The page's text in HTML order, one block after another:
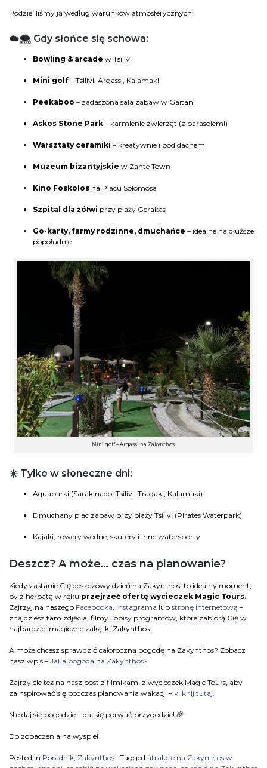
Podzieliliśmy ją według warunków atmosferycznych:
☁️🌨️ Gdy słońce się schowa:
Bowling & arcade w Tsilivi
Mini golf – Tsilivi, Argassi, Kalamaki
Peekaboo – zadaszona sala zabaw w Gaitani
Askos Stone Park – karmienie zwierząt (z parasolem!)
Warsztaty ceramiki – kreatywnie i pod dachem
Muzeum bizantyjskie w Zante Town
Kino Foskolos na Placu Solomosa
Szpital dla żółwi przy plaży Gerakas
Go-karty, farmy rodzinne, dmuchańce – idealne na dłuższe
popołudnie
Mini golf – Argassi na Zakynthos
☀️ Tylko w słoneczne dni:
Aquaparki (Sarakinado, Tsilivi, Tragaki, Kalamaki)
Dmuchany plac zabaw przy plaży Tsilivi (Pirates Waterpark)
Kajaki, rowery wodne, skutery i inne watersporty
Deszcz? A może… czas na planowanie?
Kiedy zastanie Cię deszczowy dzień na Zakynthos, to idealny moment,
by z herbatą w ręku przejrzeć ofertę wycieczek Magic Tours.
Zajrzyj na naszego Facebooka Instagrama lub stronę internetową –
znajdziesz tam zdjęcia, filmy i opisy programów, które zabiorą Cię w
najbardziej magiczne zakątki Zakynthos.
A może chcesz sprawdzić całoroczną pogodę na Zakynthos? Zobacz
nasz wpis – Jaka pogoda na Zakynthos?
Zajrzyjcie też na nasz post z filmikami z wycieczek Magic Tours, aby
zainspirować się podczas planowania wakacji – kliknij tutaj
Nie daj się pogodzie – daj się porwać przygodzie! 🌈
Do zobaczenia na wyspie!
Posted in Poradnik Zakynthos | Tagged atrakcje na Zakynthos w